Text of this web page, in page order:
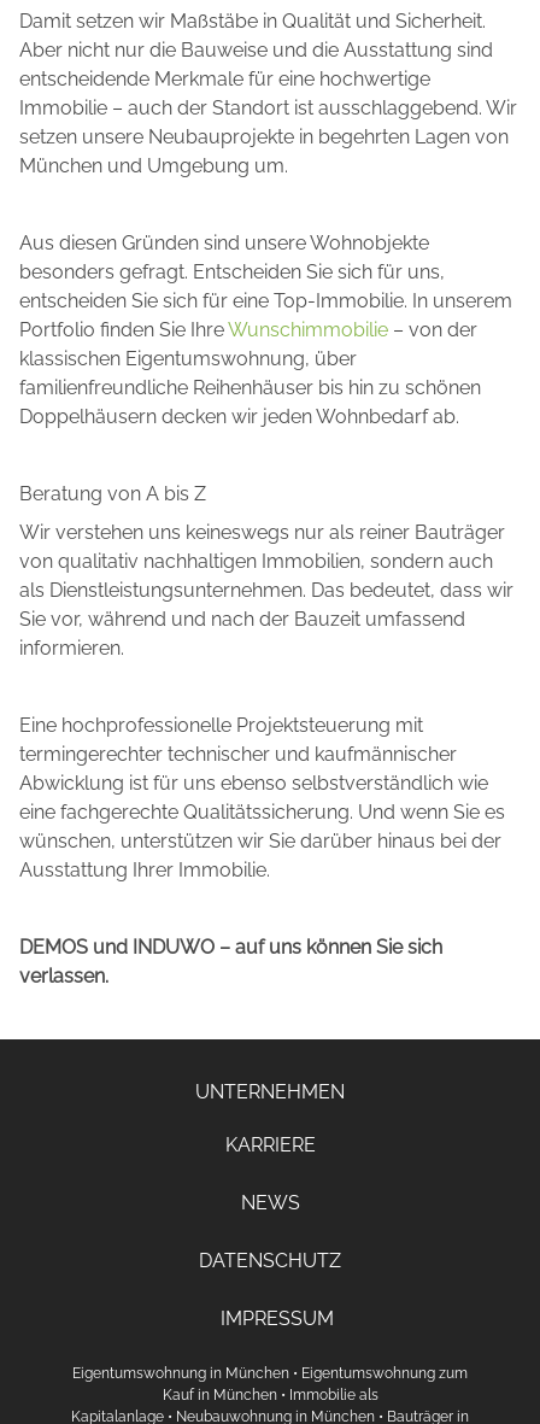
Damit setzen wir Maßstäbe in Qualität und Sicherheit.
Aber nicht nur die Bauweise und die Ausstattung sind
entscheidende Merkmale für eine hochwertige
Immobilie – auch der Standort ist ausschlaggebend. Wir
setzen unsere Neubauprojekte in begehrten Lagen von
München und Umgebung um.
Aus diesen Gründen sind unsere Wohnobjekte
besonders gefragt. Entscheiden Sie sich für uns,
entscheiden Sie sich für eine Top-Immobilie. In unserem
Portfolio finden Sie IhreWunschimmobilie – von der
klassischen Eigentumswohnung, über
familienfreundliche Reihenhäuser bis hin zu schönen
Doppelhäusern decken wir jeden Wohnbedarf ab.
Beratung von A bis Z
Wir verstehen uns keineswegs nur als reiner Bauträger
von qualitativ nachhaltigen Immobilien, sondern auch
als Dienstleistungsunternehmen. Das bedeutet, dass wir
Sie vor, während und nach der Bauzeit umfassend
informieren.
Eine hochprofessionelle Projektsteuerung mit
termingerechter technischer und kaufmännischer
Abwicklung ist für uns ebenso selbstverständlich wie
eine fachgerechte Qualitätssicherung. Und wenn Sie es
wünschen, unterstützen wir Sie darüber hinaus bei der
Ausstattung Ihrer Immobilie.
DEMOS und INDUWO – auf uns können Sie sich
verlassen.
UNTERNEHMEN
KARRIERE
NEWS
DATENSCHUTZ
IMPRESSUM
Eigentumswohnung in München • Eigentumswohnung zum
Kauf in München• Immobilie als
Kapitalanlage • Neubauwohnung in München • Bauträger in